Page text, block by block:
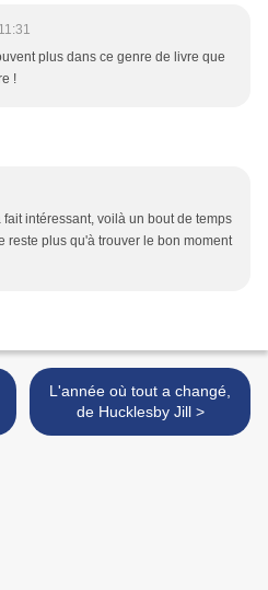
plus dans ce genre de livre que
!
intéressant, voilà un bout de temps
reste plus qu'à trouver le bon moment
L'année où tout a changé,
de Hucklesby Jill >